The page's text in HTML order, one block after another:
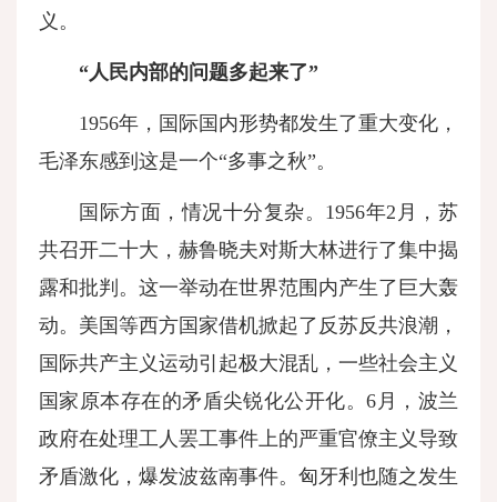
义。
“人民内部的问题多起来了”
1956年，国际国内形势都发生了重大变化，
毛泽东感到这是一个“多事之秋”。
国际方面，情况十分复杂。1956年2月，苏
共召开二十大，赫鲁晓夫对斯大林进行了集中揭
露和批判。这一举动在世界范围内产生了巨大轰
动。美国等西方国家借机掀起了反苏反共浪潮，
国际共产主义运动引起极大混乱，一些社会主义
国家原本存在的矛盾尖锐化公开化。6月，波兰
政府在处理工人罢工事件上的严重官僚主义导致
矛盾激化，爆发波兹南事件。匈牙利也随之发生